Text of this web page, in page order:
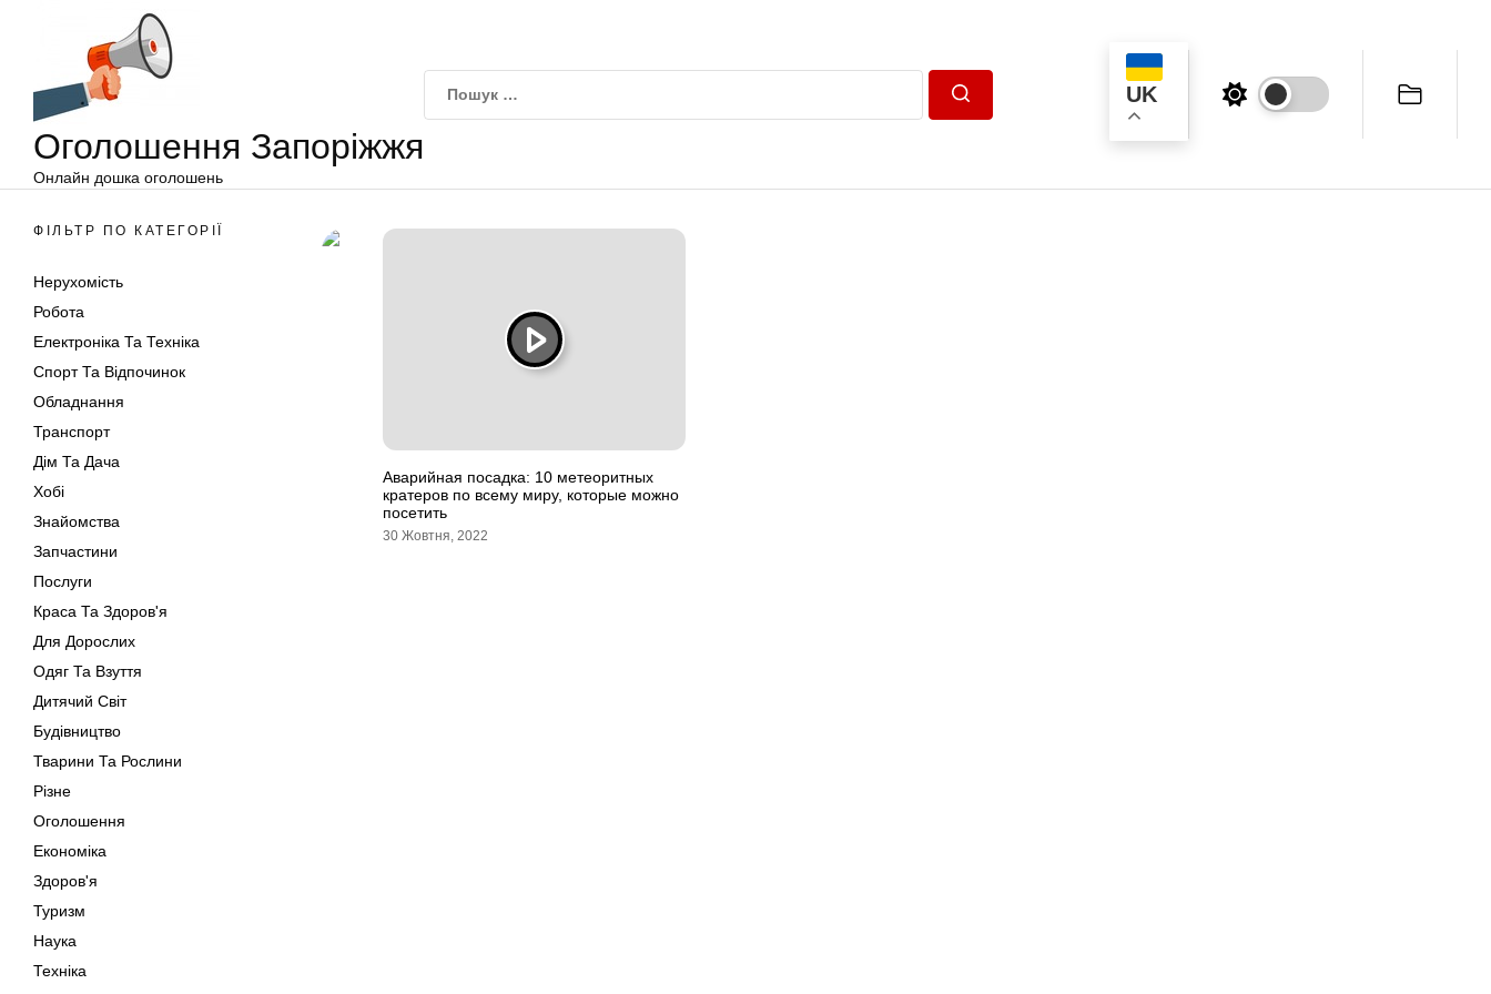
Оголошення Запоріжжя
Онлайн дошка оголошень
UK
ФІЛЬТР ПО КАТЕГОРІЇ
Нерухомість
Робота
Електроніка Та Техніка
Спорт Та Відпочинок
Обладнання
Транспорт
Дім Та Дача
Хобі
Знайомства
Запчастини
Послуги
Краса Та Здоров'я
Для Дорослих
Одяг Та Взуття
Дитячий Світ
Будівництво
Тварини Та Рослини
Різне
Оголошення
Економіка
Здоров'я
Туризм
Наука
Техніка
Аварийная посадка: 10 метеоритных
кратеров по всему миру, которые можно
посетить
30 Жовтня, 2022